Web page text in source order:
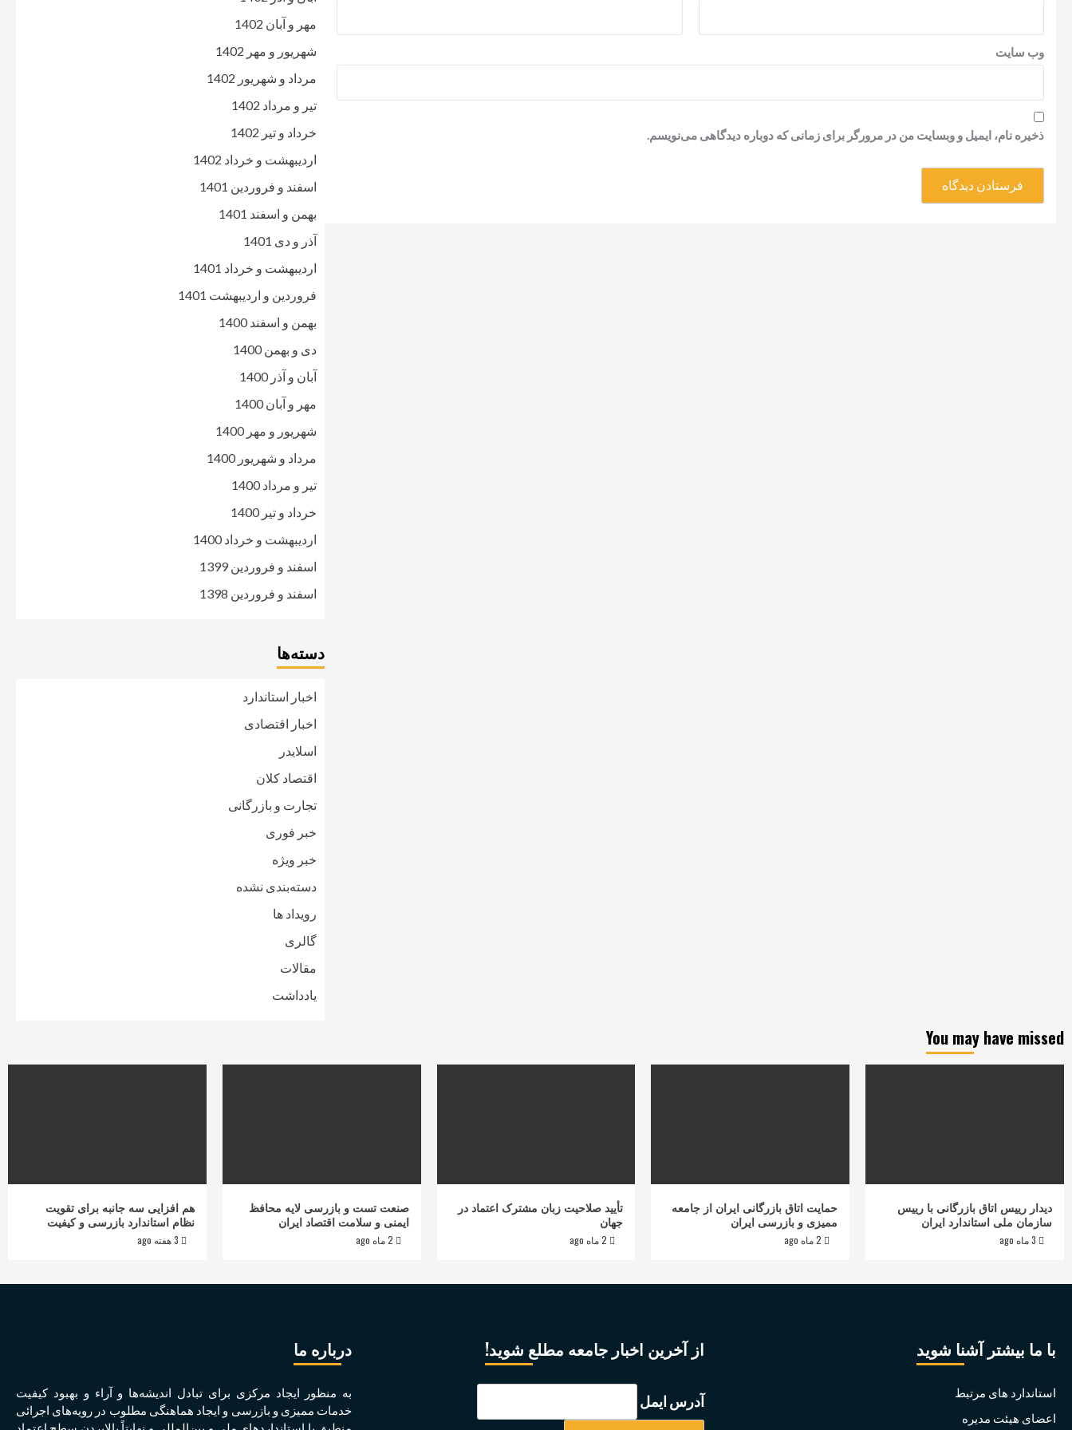
وب‌ سایت
ذخیره نام، ایمیل و وبسایت من در مرورگر برای زمانی که دوباره دیدگاهی می‌نویسم.
مهر و آبان 1402
شهریور و مهر 1402
مرداد و شهریور 1402
تیر و مرداد 1402
خرداد و تیر 1402
اردیبهشت و خرداد 1402
اسفند و فروردین 1401
بهمن و اسفند 1401
آذر و دی 1401
اردیبهشت و خرداد 1401
فروردین و اردیبهشت 1401
بهمن و اسفند 1400
دی و بهمن 1400
آبان و آذر 1400
مهر و آبان 1400
شهریور و مهر 1400
مرداد و شهریور 1400
تیر و مرداد 1400
خرداد و تیر 1400
اردیبهشت و خرداد 1400
اسفند و فروردین 1399
اسفند و فروردین 1398
دسته‌ها
اخبار استاندارد
اخبار اقتصادی
اسلایدر
اقتصاد کلان
تجارت و بازرگانی
خبر فوری
خبر ویژه
دسته‌بندی نشده
رویداد ها
گالری
مقالات
یادداشت
You may have missed
هم افزایی سه جانبه برای تقویت
نظام استاندارد بازرسی و کیفیت
صنعت تست و بازرسی لایه محافظ
ایمنی و سلامت اقتصاد ایران
تأیید صلاحیت زبان مشترک اعتماد در
جهان
حمایت اتاق بازرگانی ایران از جامعه
ممیزی و بازرسی ایران
دیدار رییس اتاق بازرگانی با رییس
سازمان ملی استاندارد ایران
درباره ما
به منظور ايجاد مرکزی برای تبادل انديشه‌ها و آراء و بهبود کيفيت
خدمات مميزی و بازرسی و ايجاد هماهنگی مطلوب در رويه‌های اجرائی
از آخرین اخبار جامعه مطلع شوید!
آدرس ایمل
با ما بیشتر آشنا شوید
استاندارد های مرتبط
اعضای هیئت مدیره